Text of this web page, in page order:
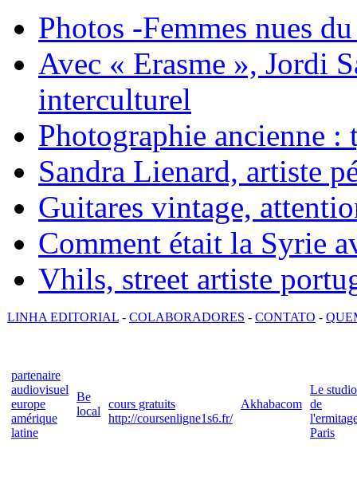
Photos -Femmes nues
Avec « Erasme », Jordi
interculturel
Photographie ancienne :
Sandra Lienard, artiste
Guitares vintage,
Comment était la Syrie
Vhils, street artiste
LINHA EDITORIAL - COLABORADORES - CONTATO -
partenaire
audiovisuel
europe
amérique
latine
Be
local
cours gratuits
http://coursenligne1s6.fr/
Akhabacom
Le studio
de
Paris